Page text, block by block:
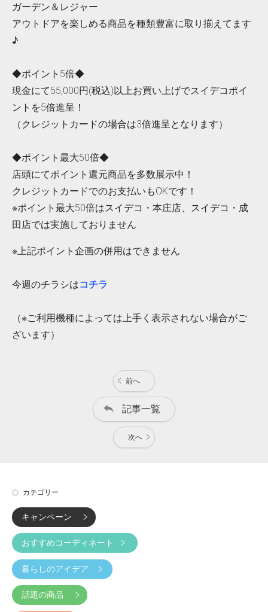
ガーデン＆レジャー
アウトドアを楽しめる商品を種類豊富に取り揃えてます
♪
◆ポイント5倍◆
現金にて55,000円(税込)以上お買い上げでスイデコポイ
ントを5倍進呈！
（クレジットカードの場合は3倍進呈となります）
◆ポイント最大50倍◆
店頭にてポイント還元商品を多数展示中！
クレジットカードでのお支払いもOKです！
※ポイント最大50倍はスイデコ・本庄店、スイデコ・成
田店では実施しておりません
※上記ポイント企画の併用はできません
今週のチラシはコチラ
（※ご利用機種によっては上手く表示されない場合がご
ざいます）
前へ
記事一覧
次へ
カテゴリー
キャンペーン
おすすめコーディネート
暮らしのアイデア
話題の商品